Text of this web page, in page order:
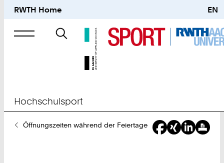
RWTH Home EN
Suche
nach
Hochschulsport
SieÖffnungszeiten während der Feiertage